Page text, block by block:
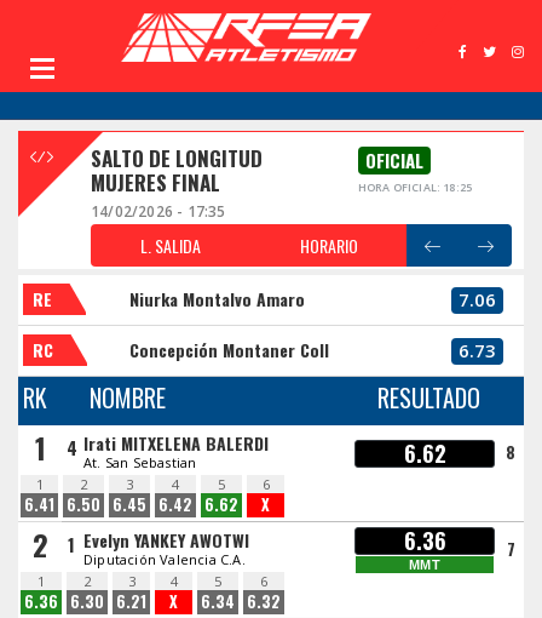
SALTO DE LONGITUD
MUJERES FINAL
OFICIAL
HORA OFICIAL: 18:25
14/02/2026 - 17:35
L. SALIDA HORARIO
RE Niurka Montalvo Amaro 7.06
RC Concepción Montaner Coll 6.73
RK NOMBRE RESULTADO
1 4 Irati MITXELENA BALERDI
At. San Sebastian 6.62 8
1
6.41
2
6.50
3
6.45
4
6.42
5
6.62
6
X
2 1 Evelyn YANKEY AWOTWI
Diputación Valencia C.A.
6.36
MMT
7
1
6.36
2
6.30
3
6.21
4
X
5
6.34
6
6.32